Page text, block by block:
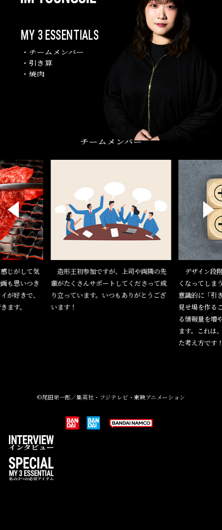
MY 3 ESSENTIALS
・チームメンバー
・引き算
・焼肉
じがして気
も思いつき
が好きで、
ます。
チームメンバー
造形王初参加ですが、上司や両隣の先
輩がたくさんサポートしてくださって成
り立っています。いつもありがとうござ
います！
デザイン段
くなってしま
意識的に「引
見せ場を作る
る情報量を増
ます。これは
た考え方です
©尾田栄一郎／集英社・フジテレビ・東映アニメーション